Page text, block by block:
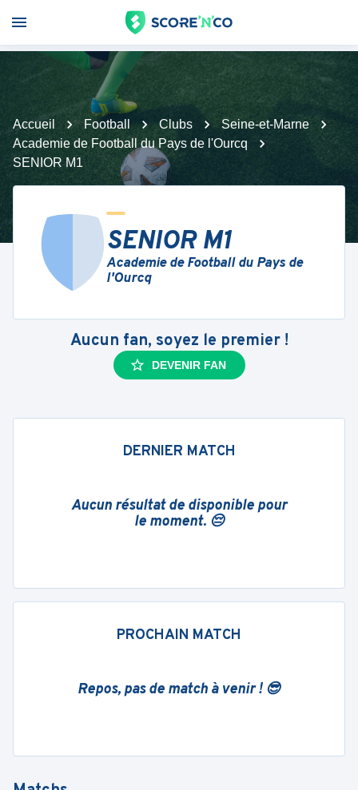
Accueil Football Clubs
Seine-et-Marne
Academie de Football du Pays de l'Ourcq
SENIOR M1
SENIOR M1
Academie de Football du Pays de
l'Ourcq
Aucun fan, soyez le premier !
DEVENIR FAN
DERNIER MATCH
Aucun résultat de disponible pour
le moment. 😔
PROCHAIN MATCH
Repos, pas de match à venir ! 😎